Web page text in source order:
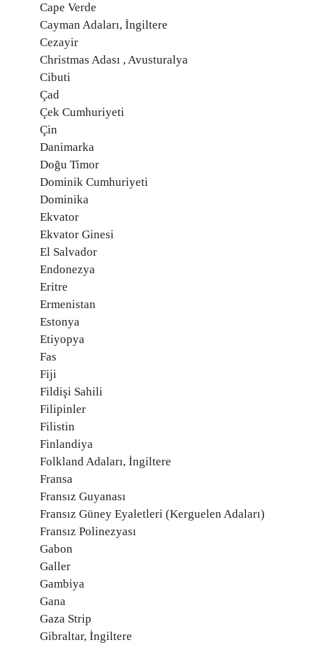
Cape Verde
Cayman Adaları, İngiltere
Cezayir
Christmas Adası , Avusturalya
Cibuti
Çad
Çek Cumhuriyeti
Çin
Danimarka
Doğu Timor
Dominik Cumhuriyeti
Dominika
Ekvator
Ekvator Ginesi
El Salvador
Endonezya
Eritre
Ermenistan
Estonya
Etiyopya
Fas
Fiji
Fildişi Sahili
Filipinler
Filistin
Finlandiya
Folkland Adaları, İngiltere
Fransa
Fransız Guyanası
Fransız Güney Eyaletleri (Kerguelen Adaları)
Fransız Polinezyası
Gabon
Galler
Gambiya
Gana
Gaza Strip
Gibraltar, İngiltere